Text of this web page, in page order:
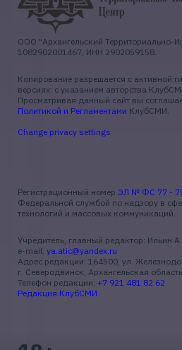
ООО "Архангельский Территориально-
1082902001467, ИНН 2902059158.
Копирование разрешается с активной
версиях: с указанием авторства
Просматривая данный сайт вы
Политикой и Регламентами КлубСМИ.
Change privacy settings
Регистрационный номер ЭЛ № ФС 77 -
Федеральной службой по надзору в
технологий и массовых коммуникаций.
Учредитель, главный редактор: Ильин
e-mail: ya.atic@yandex.ru
Адрес редакции: 164500, ул.
г. Северодвинск, Архангельская
Телефон редакции: +7 921 481 82 62
Редакция КлубСМИ